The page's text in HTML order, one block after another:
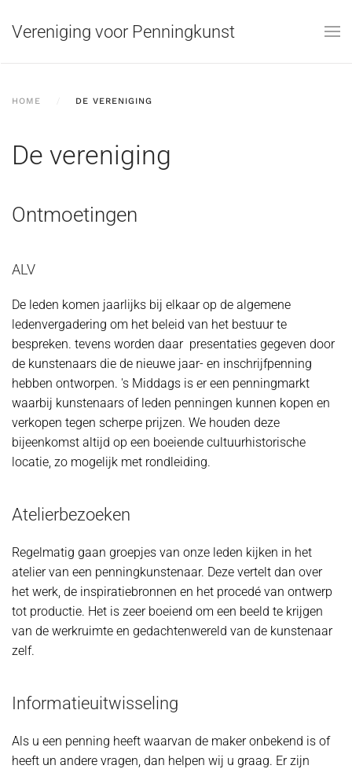
Skip to main content
Vereniging voor Penningkunst
HOME DE VERENIGING
De vereniging
Ontmoetingen
ALV
De leden komen jaarlijks bij elkaar op de algemene
ledenvergadering om het beleid van het bestuur te
bespreken. tevens worden daar presentaties gegeven door
de kunstenaars die de nieuwe jaar- en inschrijfpenning
hebben ontworpen. 's Middags is er een penningmarkt
waarbij kunstenaars of leden penningen kunnen kopen en
verkopen tegen scherpe prijzen. We houden deze
bijeenkomst altijd op een boeiende cultuurhistorische
locatie, zo mogelijk met rondleiding.
Atelierbezoeken
Regelmatig gaan groepjes van onze leden kijken in het
atelier van een penningkunstenaar. Deze vertelt dan over
het werk, de inspiratiebronnen en het procedé van ontwerp
tot productie. Het is zeer boeiend om een beeld te krijgen
van de werkruimte en gedachtenwereld van de kunstenaar
zelf.
Informatieuitwisseling
Als u een penning heeft waarvan de maker onbekend is of
heeft un andere vragen, dan helpen wij u graag. Er zijn